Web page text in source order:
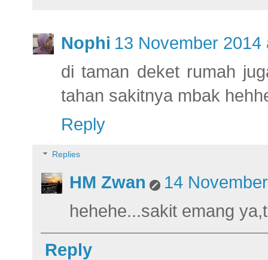
Nophi 13 November 2014
di taman deket rumah
tahan sakitnya mbak
Reply
Replies
HM Zwan
14
hehehe...sakit emang
Reply